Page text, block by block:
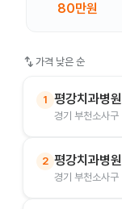
80만원
swap_vert 가격 낮은 순
1 평강치과병원
경기 부천소사구
2 평강치과병원
경기 부천소사구